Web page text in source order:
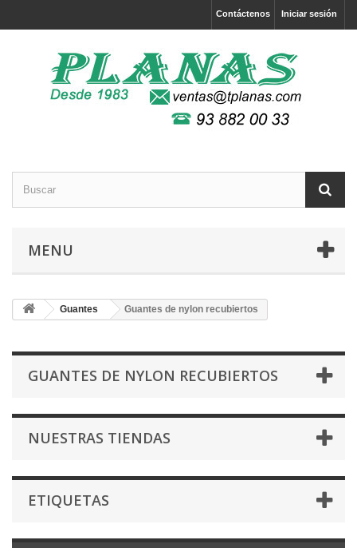
Iniciar sesión
Contáctenos
MENU
Guantes Guantes de nylon recubiertos
GUANTES DE NYLON RECUBIERTOS
NUESTRAS TIENDAS
ETIQUETAS